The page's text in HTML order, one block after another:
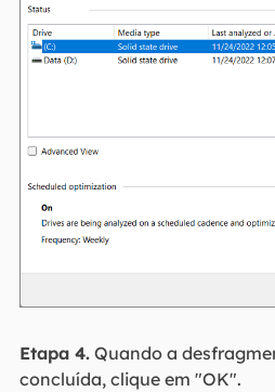
Etapa 4.Quando a
concluída, clique em "OK".